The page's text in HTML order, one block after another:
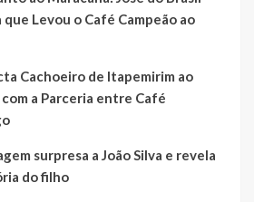
Levou o Café Campeão ao
Cachoeiro de Itapemirim ao
a Parceria entre Café
surpresa a João Silva e revela
do filho